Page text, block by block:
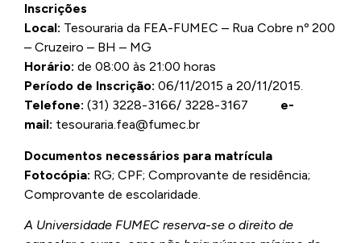
Inscrições
Local: Tesouraria da FEA-FUMEC – Rua Cobre nº 200
– Cruzeiro – BH – MG
Horário: de 08:00 às 21:00 horas
Período de Inscrição: 06/11/2015 a 20/11/2015.
Telefone: (31) 3228-3166/ 3228-3167 e-
mail: tesouraria.fea@fumec.br
Documentos necessários para matrícula
Fotocópia: RG; CPF; Comprovante de residência;
Comprovante de escolaridade.
A Universidade FUMEC reserva-se o direito de